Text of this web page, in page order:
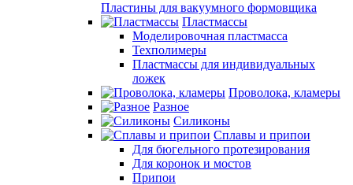
Пластины для вакуумного формовщика
Пластмассы
Моделировочная пластмасса
Техполимеры
Пластмассы для индивидуальных
ложек
Проволока, кламеры
Разное
Силиконы
Сплавы и припои
Для бюгельного протезирования
Для коронок и мостов
Припои